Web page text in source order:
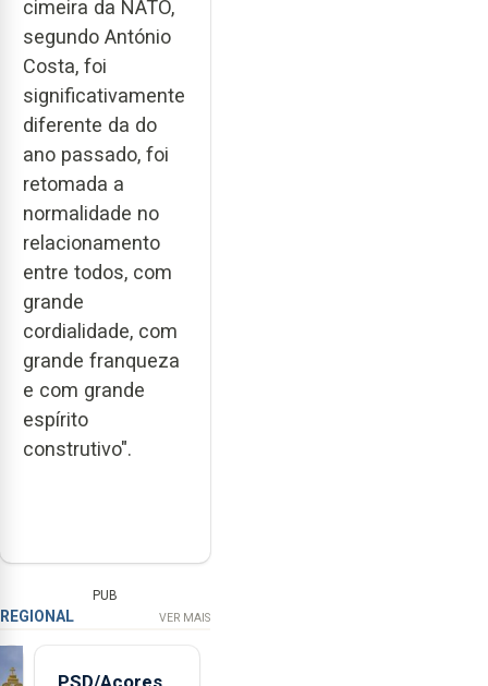
cimeira da NATO,
segundo António
Costa, foi
significativamente
diferente da do
ano passado, foi
retomada a
normalidade no
relacionamento
entre todos, com
grande
cordialidade, com
grande franqueza
e com grande
espírito
construtivo".
PUB
REGIONAL VER MAIS
PSD/Açores